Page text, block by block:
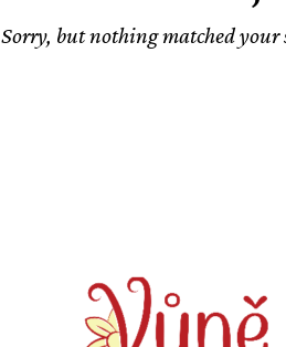
Sorry, but nothing matched your